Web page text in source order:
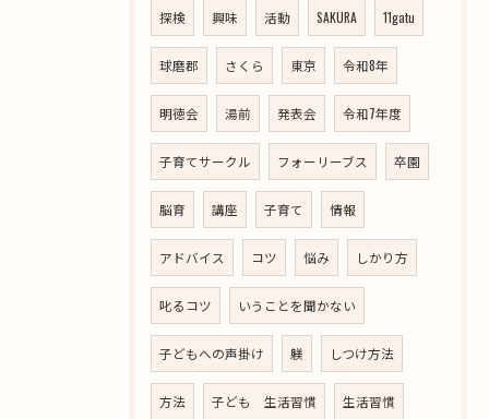
探検 興味 活動 SAKURA 11gatu
球磨郡 さくら 東京 令和8年
明徳会 湯前 発表会 令和7年度
子育てサークル フォーリーブス 卒園
脳育 講座 子育て 情報
アドバイス コツ 悩み しかり方
叱るコツ いうことを聞かない
子どもへの声掛け 躾 しつけ方法
方法 子ども 生活習慣 生活習慣